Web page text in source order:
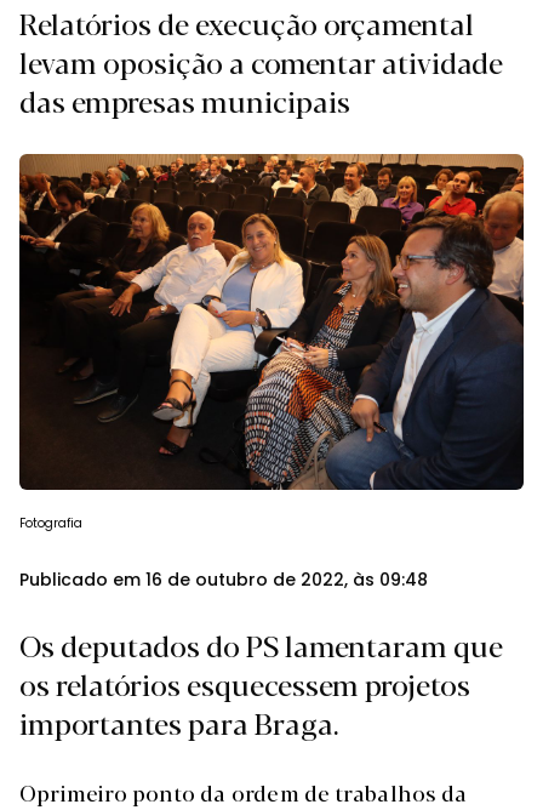
Relatórios de execução orçamental
levam oposição a comentar atividade
das empresas municipais
Fotografia
Publicado em 16 de outubro de 2022, às 09:48
Os deputados do PS lamentaram que
os relatórios esquecessem projetos
importantes para Braga.
Oprimeiro ponto da ordem de trabalhos da